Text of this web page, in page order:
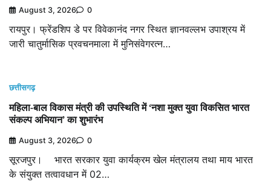
August 3, 2026 0
रायपुर। फ्रेंडशिप डे पर विवेकानंद नगर स्थित ज्ञानवल्लभ उपाश्रय में
जारी चातुर्मासिक प्रवचनमाला में मुनिसंवेगरत्न…
छत्तीसगढ़
महिला-बाल विकास मंत्री की उपस्थिति में ‘नशा मुक्त युवा विकसित भारत
संकल्प अभियान’ का शुभारंभ
August 3, 2026 0
सूरजपुर। भारत सरकार युवा कार्यक्रम खेल मंत्रालय तथा माय भारत
के संयुक्त तत्वावधान में 02…